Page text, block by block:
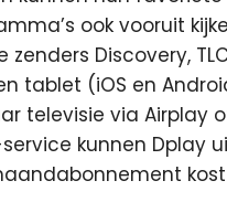
ook vooruit
zenders Discovery,
tablet (iOS en
televisie via Airplay
kunnen Dplay